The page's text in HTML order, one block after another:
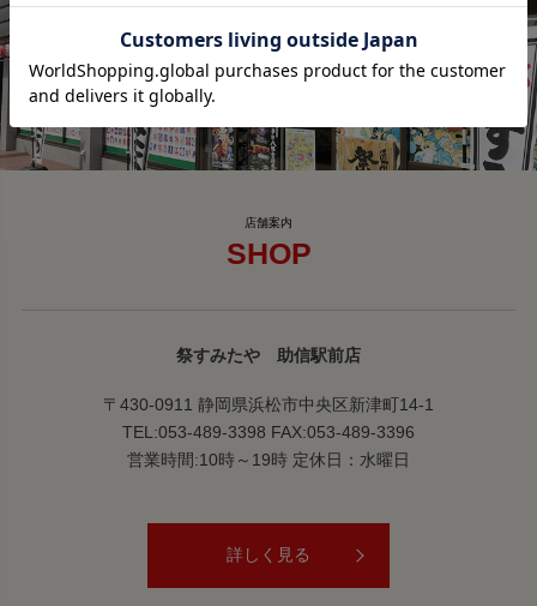
SHOP
祭すみたや 助信駅前店
〒430-0911 静岡県浜松市中央区新津町14-1
TEL:053-489-3398 FAX:053-489-3396
営業時間:10時～19時 定休日：水曜日
詳しく見る